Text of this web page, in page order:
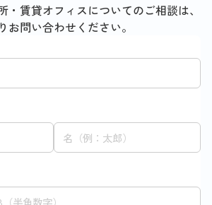
・賃貸オフィスについてのご相談は、
お問い合わせください。